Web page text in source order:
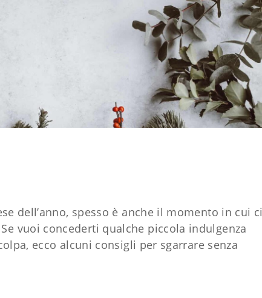
dell’anno, spesso è anche il momento in cui ci
vuoi concederti qualche piccola indulgenza
ecco alcuni consigli per sgarrare senza